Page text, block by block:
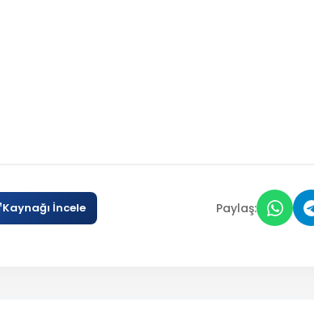
Kaynağı İncele Paylaş: